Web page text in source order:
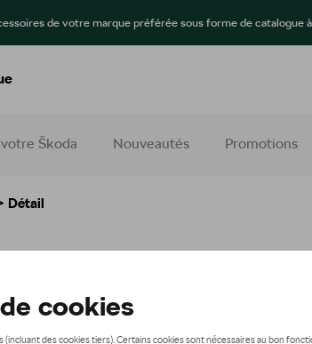
de votre marque préférée sous forme de catalogue
Škoda Nouveautés Promotions
Détail